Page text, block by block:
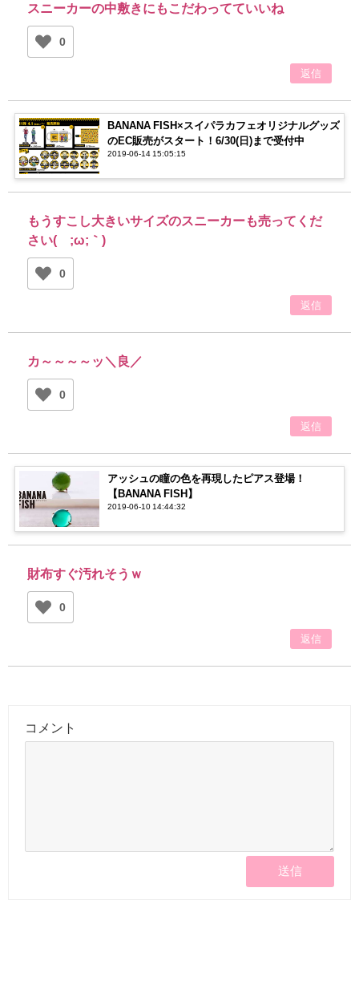
スニーカーの中敷きにもこだわってていいね
0
返信
BANANA FISH×スイパラカフェオリジナルグッズ
のEC販売がスタート！6/30(日)まで受付中
2019-06-14 15:05:15
もうすこし大きいサイズのスニーカーも売ってくだ
さい(´;ω;｀)
0
返信
カ～～～～ッ＼良／
0
返信
アッシュの瞳の色を再現したピアス登場！
【BANANA FISH】
2019-06-10 14:44:32
財布すぐ汚れそうｗ
0
返信
コメント